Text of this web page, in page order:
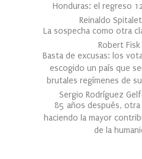
Honduras: el regreso
Reinaldo
La sospecha como otra
Robert Fisk
Basta de excusas: los
escogido un país que
brutales regímenes de
Sergio Rodríguez
85 años después, otra
haciendo la mayor
de la